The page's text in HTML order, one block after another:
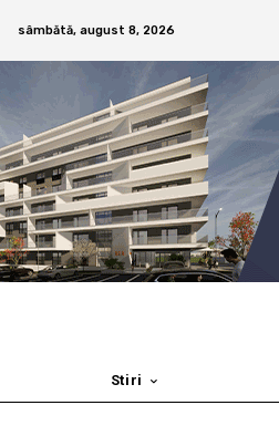
sâmbătă, august 8, 2026
Stiri